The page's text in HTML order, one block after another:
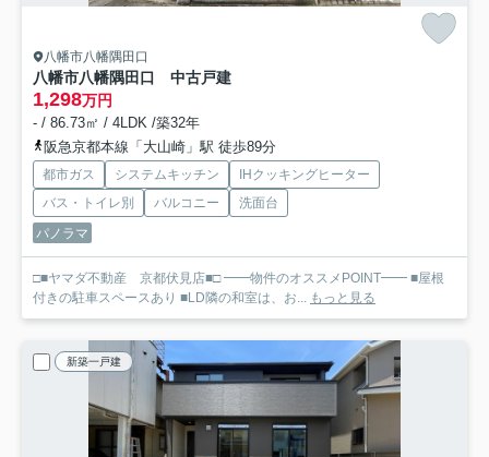
八幡市八幡隅田口
八幡市八幡隅田口 中古戸建
1,298万円
- / 86.73㎡ / 4LDK /築32年
阪急京都本線「大山崎」駅 徒歩89分
都市ガス システムキッチン
IHクッキングヒーター
バス・トイレ別
バルコニー
洗面台
パノラマ
□■ヤマダ不動産 京都伏見店■□ ━━物件のオススメPOINT━━ ■屋根
付きの駐車スペースあり ■LD隣の和室は、お... もっと見る
新築一戸建